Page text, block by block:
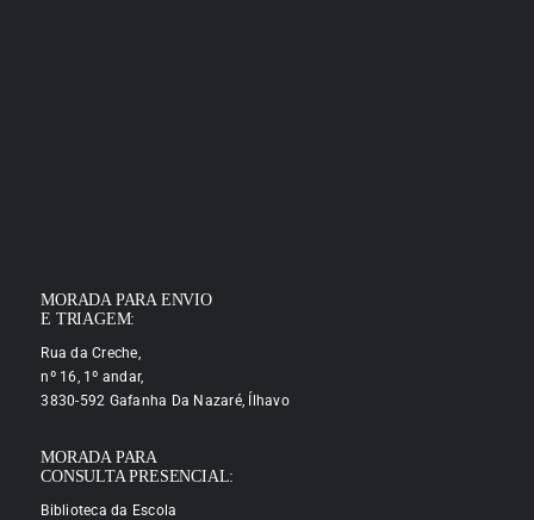
MORADA PARA ENVIO
E TRIAGEM:
Rua da Creche,
nº 16, 1º andar,
3830-592 Gafanha Da Nazaré, Ílhavo
MORADA PARA
CONSULTA PRESENCIAL:
Biblioteca da Escola